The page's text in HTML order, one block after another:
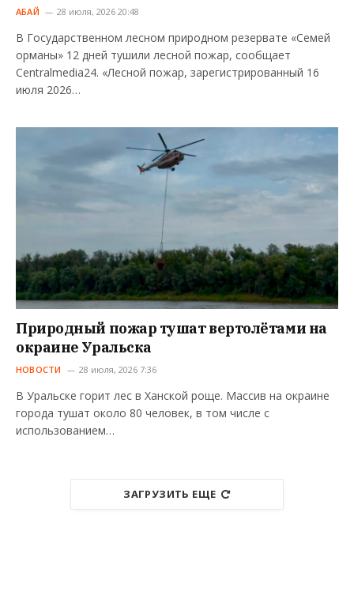
АБАЙ 28 июля, 2026 20:48
В Государственном лесном природном резервате «Семей
орманы» 12 дней тушили лесной пожар, сообщает
Centralmedia24. «Лесной пожар, зарегистрированный 16
июля 2026…
Природный пожар тушат вертолётами на
окраине Уральска
НОВОСТИ 28 июля, 2026 7:36
В Уральске горит лес в Ханской роще. Массив на окраине
города тушат около 80 человек, в том числе с
использованием…
ЗАГРУЗИТЬ ЕЩЕ